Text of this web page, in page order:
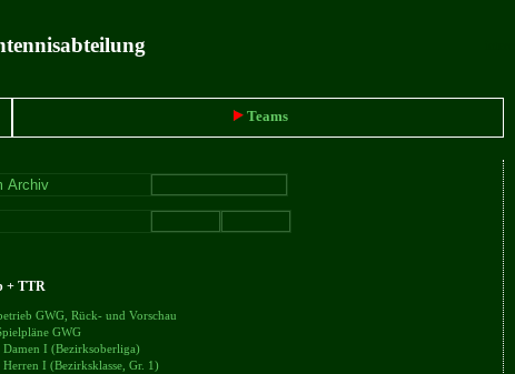
Teams
+ TTR
GWG, Rück- und Vorschau
GWG
Damen I (Bezirksoberliga)
Herren I (Bezirksklasse, Gr. 1)